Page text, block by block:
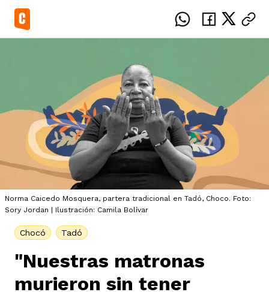
Norma Caicedo Mosquera, partera tradicional en Tadó, Choco. Foto:
Sory Jordan | Ilustración: Camila Bolívar
Chocó Tadó
"Nuestras matronas
murieron sin tener
país
del Caguán
del Cesar
étnicos